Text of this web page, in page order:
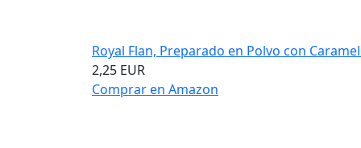
Royal Flan, Preparado en Polvo con
2,25 EUR
Comprar en Amazon